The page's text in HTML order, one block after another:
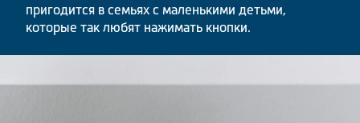
пригодится в семьях с маленькими детьми,
которые так любят нажимать кнопки.